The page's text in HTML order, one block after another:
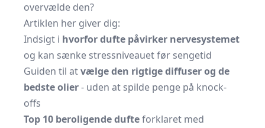
overvælde den?
Artiklen her giver dig:
Indsigt i hvorfor dufte påvirker nervesystemet
og kan sænke stressniveauet før sengetid
Guiden til atvælge den rigtige diffuser og de
bedste olier- uden at spilde penge på knock-
offs
Top 10 beroligende dufteforklaret med